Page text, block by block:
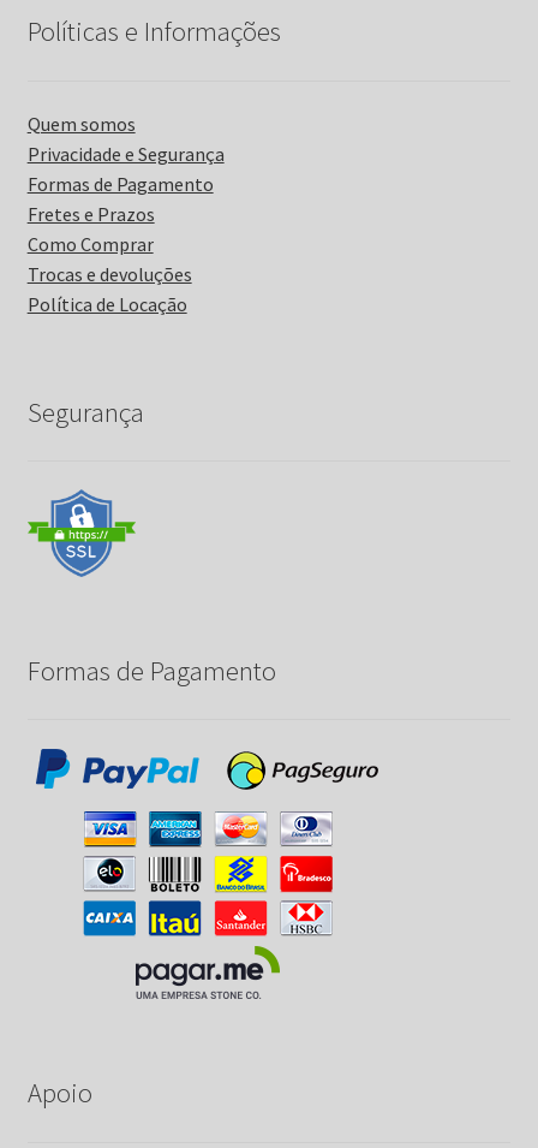
Políticas e Informações
Quem somos
Privacidade e Segurança
Formas de Pagamento
Fretes e Prazos
Como Comprar
Trocas e devoluções
Política de Locação
Segurança
Formas de Pagamento
Apoio